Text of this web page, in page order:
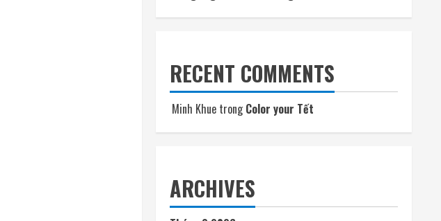
RECENT COMMENTS
Minh Khue trongColor your Tết
ARCHIVES